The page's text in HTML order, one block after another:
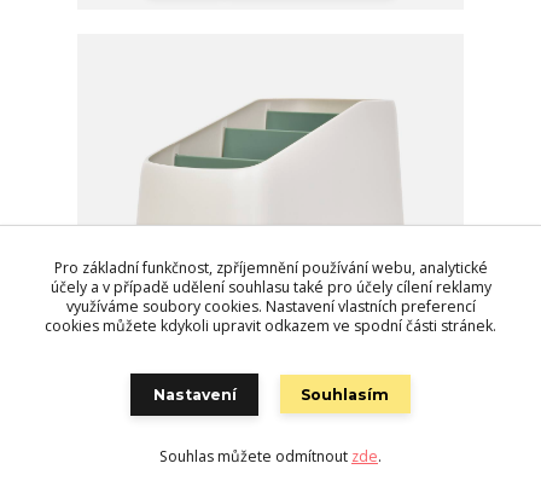
Pro základní funkčnost, zpříjemnění používání webu, analytické
účely a v případě udělení souhlasu také pro účely cílení reklamy
využíváme soubory cookies. Nastavení vlastních preferencí
cookies můžete kdykoli upravit odkazem ve spodní části stránek.
Nastavení Souhlasím
Souhlas můžete odmítnout zde.